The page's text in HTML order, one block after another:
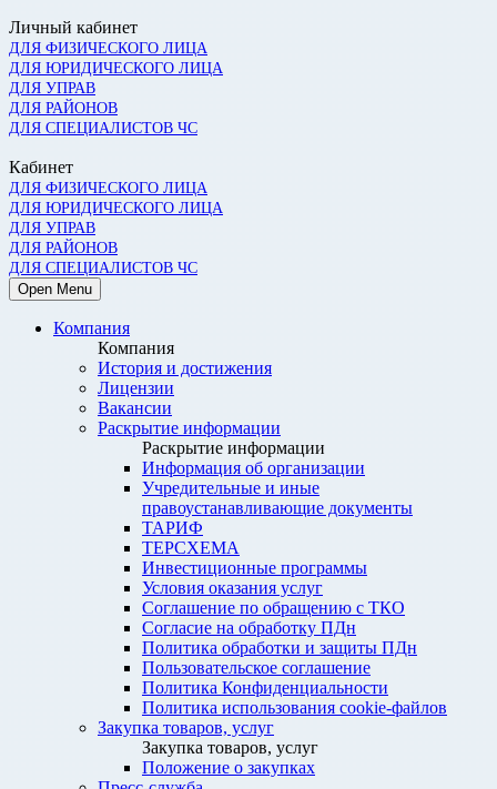
Личный кабинет
ДЛЯ ФИЗИЧЕСКОГО ЛИЦА
ДЛЯ ЮРИДИЧЕСКОГО ЛИЦА
ДЛЯ УПРАВ
ДЛЯ РАЙОНОВ
ДЛЯ СПЕЦИАЛИСТОВ ЧС
Кабинет
ДЛЯ ФИЗИЧЕСКОГО ЛИЦА
ДЛЯ ЮРИДИЧЕСКОГО ЛИЦА
ДЛЯ УПРАВ
ДЛЯ РАЙОНОВ
ДЛЯ СПЕЦИАЛИСТОВ ЧС
Open Menu
Компания
Компания
История и достижения
Лицензии
Вакансии
Раскрытие информации
Раскрытие информации
Информация об организации
Учредительные и иные
правоустанавливающие документы
ТАРИФ
ТЕРСХЕМА
Инвестиционные программы
Условия оказания услуг
Соглашение по обращению с ТКО
Согласие на обработку ПДн
Политика обработки и защиты ПДн
Пользовательское соглашение
Политика Конфиденциальности
Политика использования cookie-файлов
Закупка товаров, услуг
Закупка товаров, услуг
Положение о закупках